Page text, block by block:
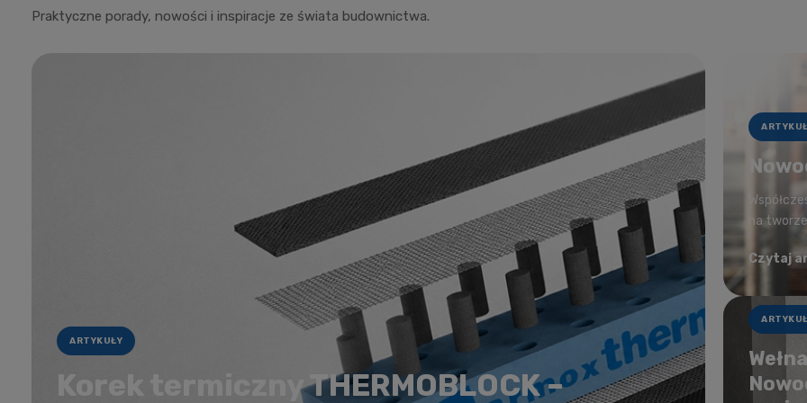
Praktyczne porady, nowości i inspiracje ze świata budownictwa.
ARTYKUŁY
Korek termiczny THERMOBLOCK –
na
Czytaj